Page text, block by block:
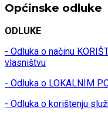
Općinske odluke
ODLUKE
- Odluka o načinu
vlasništvu
- Odluka o LOKALNIM
- Odluka o korištenju